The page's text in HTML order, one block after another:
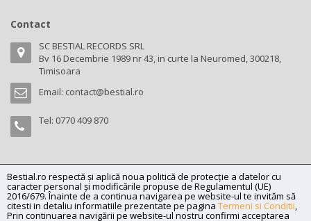
Bestial.ro respectă și aplică noua politică de protecție a datelor cu
caracter personal și modificările propuse de Regulamentul (UE)
2016/679. Înainte de a continua navigarea pe website-ul te invităm să
citesti in detaliu informatiile prezentate pe pagina Termeni si Conditii,
Prin continuarea navigării pe website-ul nostru confirmi acceptarea
Contact
SC BESTIAL RECORDS SRL
Bv 16 Decembrie 1989 nr 43, in curte la Neuromed, 300218,
Timisoara
Email: contact@bestial.ro
Tel: 0770 409 870
Copyright (C) 2026bestial.ro -All rights reserved.
SC BESTIAL RECORDS SRL, Nr. R.C.: J35/345/2005, C.U.I.: RO17197870,
Adresa: Bv 16 Decembrie 1989 nr 43, in curte la Neuromed, 300218,